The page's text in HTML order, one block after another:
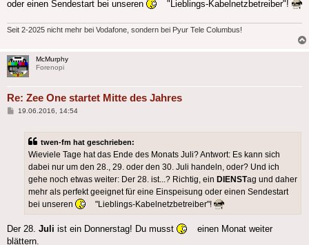
oder einen Sendestart bei unseren
"Lieblings-Kabelnetzbetreiber"!
Seit 2-2025 nicht mehr bei Vodafone, sondern bei Pyur Tele Columbus!
McMurphy
Forenopi
Re: Zee One startet Mitte des Jahres
Beitrag
19.06.2016, 14:54
twen-fm hat geschrieben:
Wieviele Tage hat das Ende des Monats Juli? Antwort: Es kann sich
dabei nur um den 28., 29. oder den 30. Juli handeln, oder? Und ich
gehe noch etwas weiter: Der 28. ist...? Richtig, ein DIENSTag und daher
mehr als perfekt geeignet für eine Einspeisung oder einen Sendestart
bei unseren
"Lieblings-Kabelnetzbetreiber"!
Der 28. Juli ist ein Donnerstag! Du musst
einen Monat weiter
blättern.